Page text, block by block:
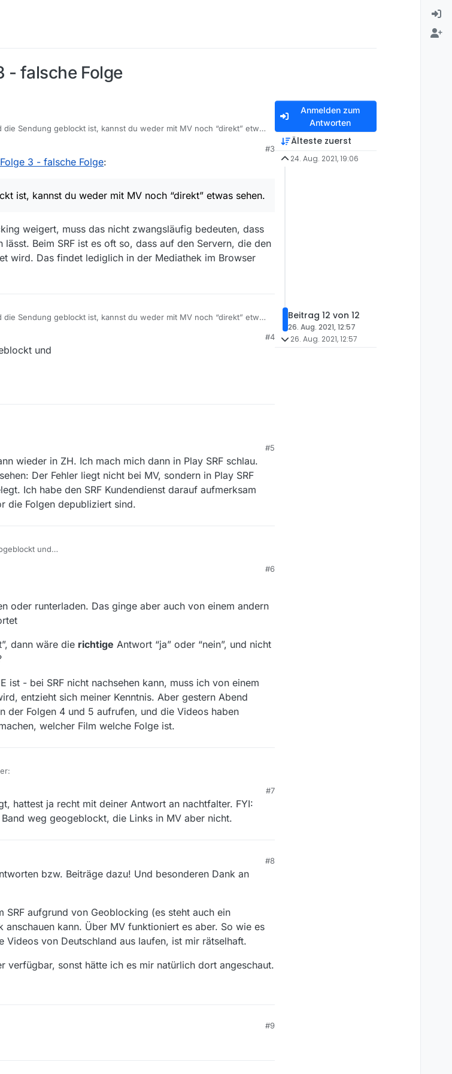
- falsche Folge
Sendung geblockt ist, kannst du weder mit MV noch “direkt” etwas
Sender, warum lädst du nicht von dort?
#3
3 - falsche Folge:
ist, kannst du weder mit MV noch “direkt” etwas sehen.
weigert, muss das nicht zwangsläufig bedeuten, dass
Beim SRF ist es oft so, dass auf den Servern, die den
wird. Das findet lediglich in der Mediathek im Browser
Sendung geblockt ist, kannst du weder mit MV noch “direkt” etwas
Sender, warum lädst du nicht von dort?
#4
und
Berlin anschauen, die aktuell in der SRF Mediathek verfügbar
bei Folge 4 kommt die 5. Bei den Videos mit Audiodeskription
falsch hochgeladen oder liegt ein Verlinkungsproblem vor? Ich
da ich aus Deutschland abrufe.
#5
wieder in ZH. Ich mach mich dann in Play SRF schlau.
Der Fehler liegt nicht bei MV, sondern in Play SRF
Ich habe den SRF Kundendienst darauf aufmerksam
die Folgen depubliziert sind.
und
#6
oder runterladen. Das ginge aber auch von einem andern
dann wäre die richtige Antwort “ja” oder “nein”, und nicht
- bei SRF nicht nachsehen kann, muss ich von einem
entzieht sich meiner Kenntnis. Aber gestern Abend
der Folgen 4 und 5 aufrufen, und die Videos haben
welcher Film welche Folge ist.
ansehen oder runterladen. Das ginge aber auch von einem andern
beantwortet
es ist”, dann wäre die richtige
in DE ist - bei SRF nicht nachsehen kann, muss ich von einem
wird, entzieht sich meiner Kenntnis. Aber gestern Abend konnte
#7
hattest ja recht mit deiner Antwort an nachtfalter. FYI:
weg geogeblockt, die Links in MV aber nicht.
#8
bzw. Beiträge dazu! Und besonderen Dank an
aufgrund von Geoblocking (es steht auch ein
kann. Über MV funktioniert es aber. So wie es
Videos von Deutschland aus laufen, ist mir rätselhaft.
verfügbar, sonst hätte ich es mir natürlich dort angeschaut.
#9
Anmelden zum
Antworten
Älteste zuerst
24. Aug. 2021, 19:06
Beitrag 12 von 12
26. Aug. 2021, 12:57
26. Aug. 2021, 12:57